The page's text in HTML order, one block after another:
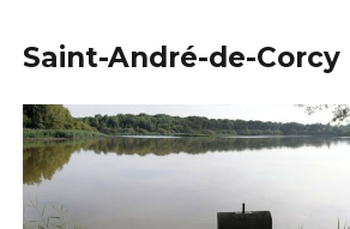
Saint-André-de-Corcy